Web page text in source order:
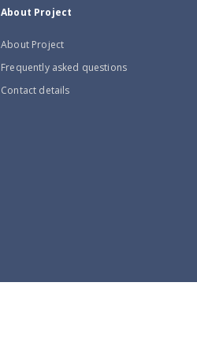
About Project
About Project
Frequently asked questions
Contact details